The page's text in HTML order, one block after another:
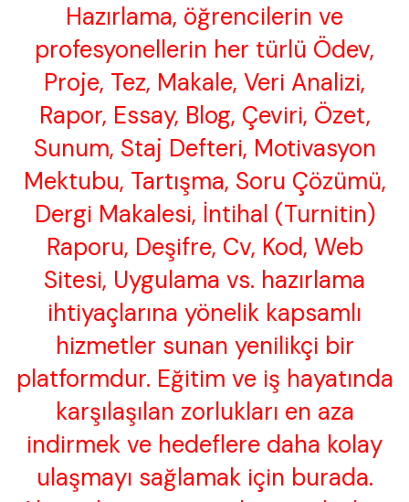
Hazırlama, öğrencilerin ve
profesyonellerin her türlü Ödev,
Proje, Tez, Makale, Veri Analizi,
Rapor, Essay, Blog, Çeviri, Özet,
Sunum, Staj Defteri, Motivasyon
Mektubu, Tartışma, Soru Çözümü,
Dergi Makalesi, İntihal (Turnitin)
Raporu, Deşifre, Cv, Kod, Web
Sitesi, Uygulama vs. hazırlama
ihtiyaçlarına yönelik kapsamlı
hizmetler sunan yenilikçi bir
platformdur. Eğitim ve iş hayatında
karşılaşılan zorlukları en aza
indirmek ve hedeflere daha kolay
ulaşmayı sağlamak için burada.